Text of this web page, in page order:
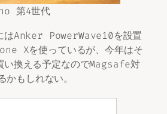
第4世代
はAnker PowerWave10を設置
Xを使っているが、今年はそ
換える予定なのでMagsafe対
かもしれない。